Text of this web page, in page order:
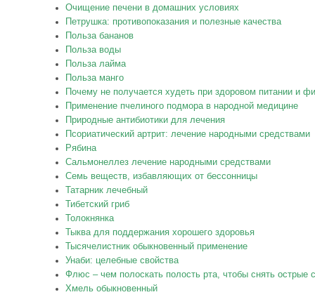
Очищение печени в домашних условиях
Петрушка: противопоказания и полезные качества
Польза бананов
Польза воды
Польза лайма
Польза манго
Почему не получается худеть при здоровом питании и
Применение пчелиного подмора в народной медицине
Природные антибиотики для лечения
Псориатический артрит: лечение народными средствами
Рябина
Сальмонеллез лечение народными средствами
Семь веществ, избавляющих от бессонницы
Татарник лечебный
Тибетский гриб
Толокнянка
Тыква для поддержания хорошего здоровья
Тысячелистник обыкновенный применение
Унаби: целебные свойства
Флюс – чем полоскать полость рта, чтобы снять острые
Хмель обыкновенный